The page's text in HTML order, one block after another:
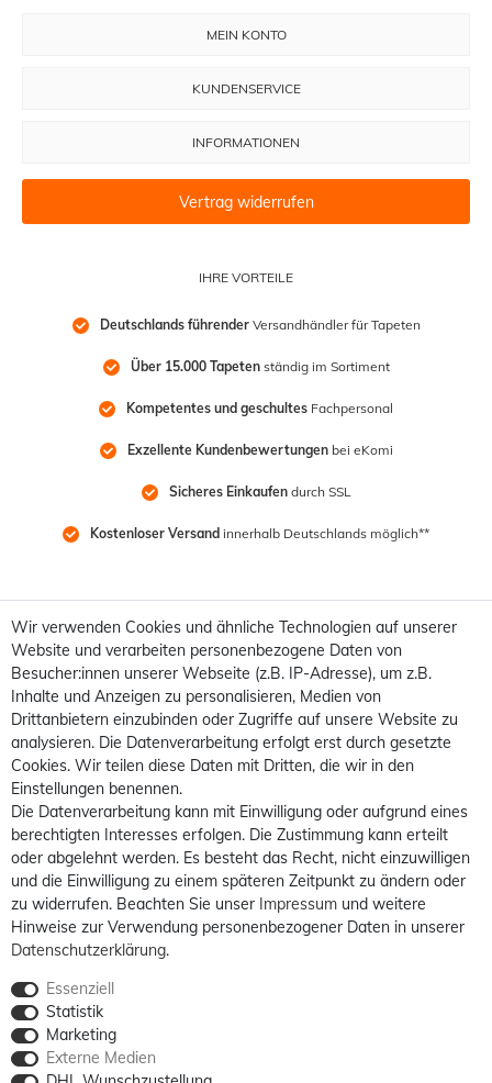
IHRE VORTEILE
Deutschlands führender Versandhändler für Tapeten
Über 15.000 Tapeten ständig im Sortiment
Kompetentes und geschultes Fachpersonal
Exzellente Kundenbewertungen bei eKomi
Sicheres Einkaufen durch SSL
Kostenloser Versand innerhalb Deutschlands möglich**
MEIN KONTO
KUNDENSERVICE
INFORMATIONEN
Vertrag widerrufen
Wir verwenden Cookies und ähnliche Technologien auf unserer
Website und verarbeiten personenbezogene Daten von
Besucher:innen unserer Webseite (z.B. IP-Adresse), um z.B.
Inhalte und Anzeigen zu personalisieren, Medien von
Drittanbietern einzubinden oder Zugriffe auf unsere Website zu
analysieren. Die Datenverarbeitung erfolgt erst durch gesetzte
Cookies. Wir teilen diese Daten mit Dritten, die wir in den
Einstellungen benennen.
Die Datenverarbeitung kann mit Einwilligung oder aufgrund eines
berechtigten Interesses erfolgen. Die Zustimmung kann erteilt
oder abgelehnt werden. Es besteht das Recht, nicht einzuwilligen
und die Einwilligung zu einem späteren Zeitpunkt zu ändern oder
zu widerrufen. Beachten Sie unser Impressum und weitere
Hinweise zur Verwendung personenbezogener Daten in unserer
Daten­schutz­erklärung.
Essenziell
Statistik
Marketing
Externe Medien